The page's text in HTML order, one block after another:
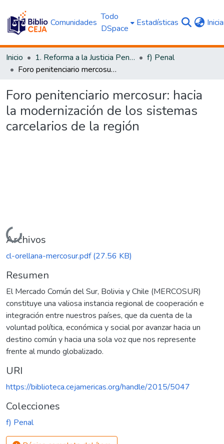
Comunidades
Todo
DSpace
Estadísticas
Inicio 1. Reforma a la Justicia Penal
f) Penal
Foro penitenciario mercosur: hacia la modernización de los sistemas carcelarios de la región
Foro penitenciario mercosur: hacia
la modernización de los sistemas
carcelarios de la región
Cargando...
Archivos
cl-orellana-mercosur.pdf(27.56 KB)
Resumen
El Mercado Común del Sur, Bolivia y Chile (MERCOSUR)
constituye una valiosa instancia regional de cooperación e
integración entre nuestros países, que da cuenta de la
voluntad política, económica y social por avanzar hacia un
destino común y hacia una sola voz que nos represente
frente al mundo globalizado.
URI
https://biblioteca.cejamericas.org/handle/2015/5047
Colecciones
f) Penal